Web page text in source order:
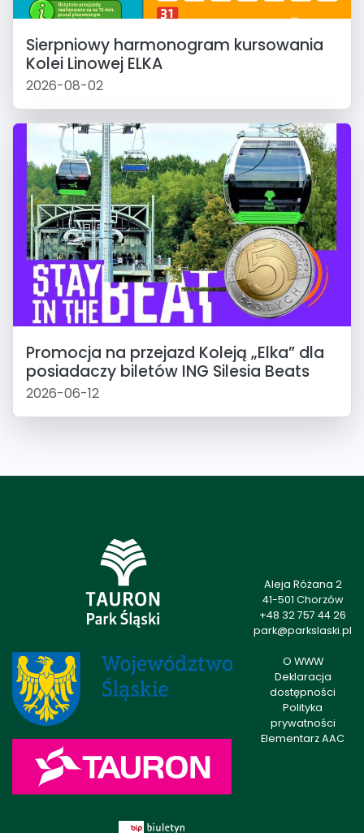
Sierpniowy harmonogram kursowania
Kolei Linowej ELKA
2026-08-02
Promocja na przejazd Koleją „Elka” dla
posiadaczy biletów ING Silesia Beats
2026-06-12
Aleja Różana 2
41-501 Chorzów
+48 32 757 44 26
park@parkslaski.pl
O WWW
Deklaracja
dostępności
Polityka
prywatności
Elementarz AAC